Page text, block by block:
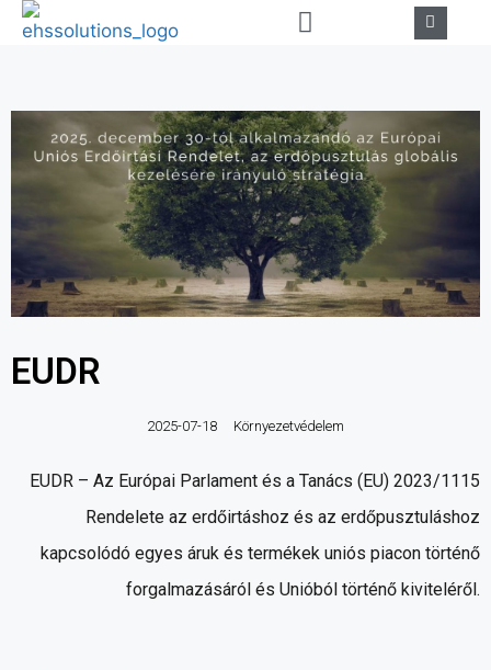
EUDR
2025-07-18 Környezetvédelem
EUDR – Az Európai Parlament és a Tanács (EU) 2023/1115
Rendelete az erdőirtáshoz és az erdőpusztuláshoz
kapcsolódó egyes áruk és termékek uniós piacon történő
forgalmazásáról és Unióból történő kiviteléről.